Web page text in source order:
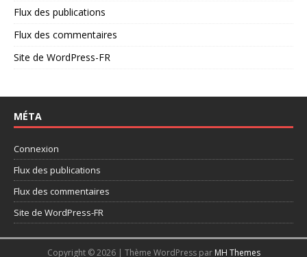
Flux des publications
Flux des commentaires
Site de WordPress-FR
MÉTA
Connexion
Flux des publications
Flux des commentaires
Site de WordPress-FR
Copyright © 2026 | Thème WordPress par MH Themes